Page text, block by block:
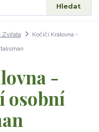
Hledat
Zvířata
Kočičí Královna -
-
osobní